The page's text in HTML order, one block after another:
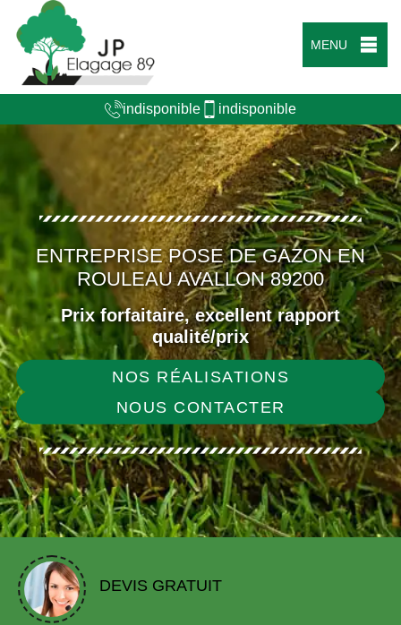
MENU
indisponible indisponible
ENTREPRISE POSE DE GAZON EN
ROULEAU AVALLON 89200
Prix forfaitaire, excellent rapport
qualité/prix
NOS RÉALISATIONS
NOUS CONTACTER
DEVIS GRATUIT